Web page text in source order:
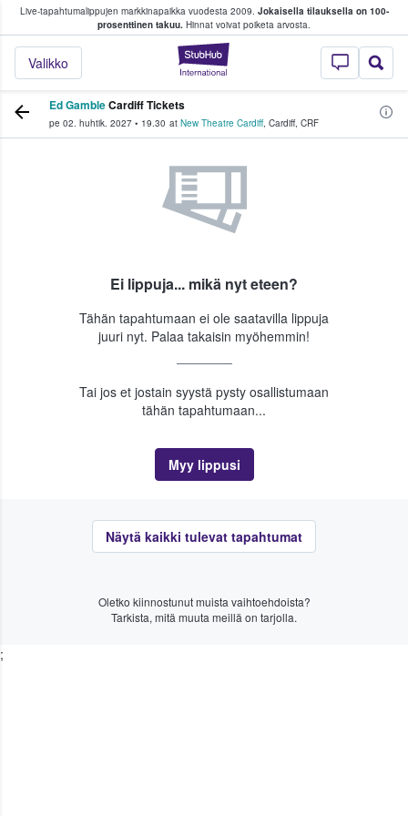
Live-tapahtumalippujen markkinapaikka vuodesta 2009. Jokaisella tilauksella on 100-
prosenttinen takuu. Hinnat voivat poiketa arvosta.
StubHub -
Valikko
fanit ostavat ja myyvät lippuja
Ed GambleCardiff Tickets
pe 02. huhtik. 2027 • 19.30 at New Theatre Cardiff, Cardiff, CRF
Ei lippuja... mikä nyt eteen?
Tähän tapahtumaan ei ole saatavilla lippuja
juuri nyt. Palaa takaisin myöhemmin!
Tai jos et jostain syystä pysty osallistumaan
tähän tapahtumaan...
Myy lippusi
Näytä kaikki tulevat tapahtumat
Oletko kiinnostunut muista vaihtoehdoista?
Tarkista, mitä muuta meillä on tarjolla.
;